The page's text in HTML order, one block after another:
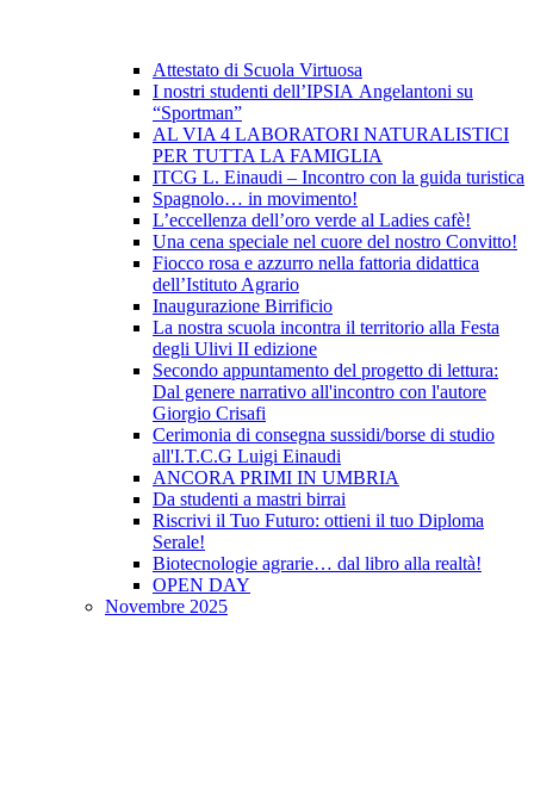
Attestato di Scuola Virtuosa
I nostri studenti dell’IPSIA Angelantoni su
“Sportman”
AL VIA 4 LABORATORI NATURALISTICI
PER TUTTA LA FAMIGLIA
ITCG L. Einaudi – Incontro con la guida turistica
Spagnolo… in movimento!
L’eccellenza dell’oro verde al Ladies cafè!
Una cena speciale nel cuore del nostro Convitto!
Fiocco rosa e azzurro nella fattoria didattica
dell’Istituto Agrario
Inaugurazione Birrificio
La nostra scuola incontra il territorio alla Festa
degli Ulivi II edizione
Secondo appuntamento del progetto di lettura:
Dal genere narrativo all'incontro con l'autore
Giorgio Crisafi
Cerimonia di consegna sussidi/borse di studio
all'I.T.C.G Luigi Einaudi
ANCORA PRIMI IN UMBRIA
Da studenti a mastri birrai
Riscrivi il Tuo Futuro: ottieni il tuo Diploma
Serale!
Biotecnologie agrarie… dal libro alla realtà!
OPEN DAY
Novembre 2025